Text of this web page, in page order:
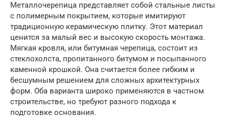
Металлочерепица представляет собой стальные листы
с полимерным покрытием, которые имитируют
традиционную керамическую плитку. Этот материал
ценится за малый вес и высокую скорость монтажа.
Мягкая кровля, или битумная черепица, состоит из
стеклохолста, пропитанного битумом и посыпанного
каменной крошкой. Она считается более гибким и
бесшумным решением для сложных архитектурных
форм. Оба варианта широко применяются в частном
строительстве, но требуют разного подхода к
подготовке основания.